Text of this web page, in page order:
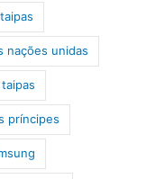
nações unidas
príncipes